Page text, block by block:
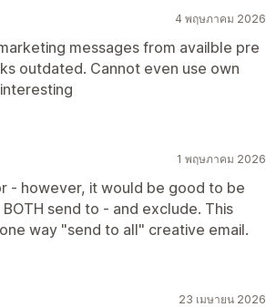
4 พฤษภาคม 2026
messages from availble pre
outdated. Cannot even use own
1 พฤษภาคม 2026
- however, it would be good to be
send to - and exclude. This
way "send to all" creative email.
23 เมษายน 2026